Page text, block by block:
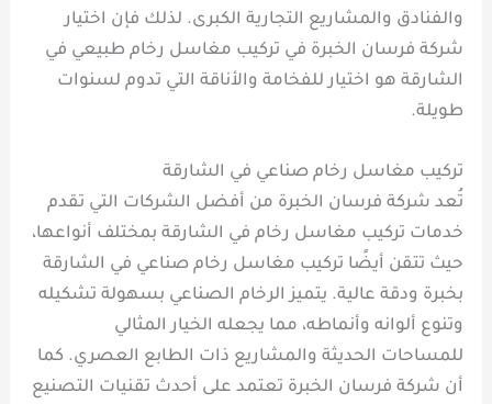
والفنادق والمشاريع التجارية الكبرى. لذلك فإن اختيار
شركة فرسان الخبرة في تركيب مغاسل رخام طبيعي في
الشارقة هو اختيار للفخامة والأناقة التي تدوم لسنوات
طويلة.
تركيب مغاسل رخام صناعي في الشارقة
تُعد شركة فرسان الخبرة من أفضل الشركات التي تقدم
خدمات تركيب مغاسل رخام في الشارقة بمختلف أنواعها،
حيث تتقن أيضًا تركيب مغاسل رخام صناعي في الشارقة
بخبرة ودقة عالية. يتميز الرخام الصناعي بسهولة تشكيله
وتنوع ألوانه وأنماطه، مما يجعله الخيار المثالي
للمساحات الحديثة والمشاريع ذات الطابع العصري. كما
أن شركة فرسان الخبرة تعتمد على أحدث تقنيات التصنيع